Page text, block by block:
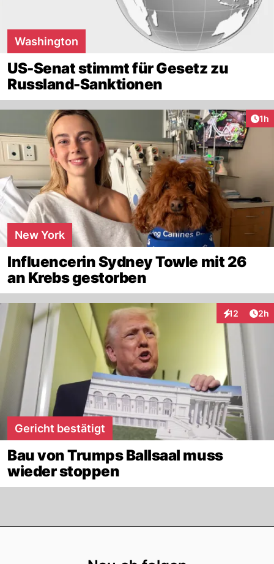
Washington
US-Senat stimmt für Gesetz zu
Russland-Sanktionen
1h
New York
Influencerin Sydney Towle mit 26
an Krebs gestorben
12
Interaktionen
2h
Gericht bestätigt
Bau von Trumps Ballsaal muss
wieder stoppen